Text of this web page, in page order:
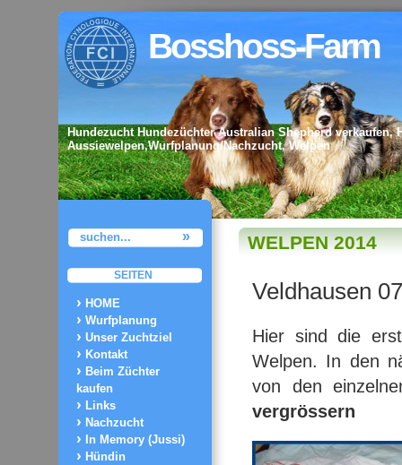
Bosshoss-Farm
Hundezucht Hundezüchter Australian Shepherd verkaufen,
Aussiewelpen,Wurfplanung/Nachzucht, Welpen
SEITEN
HOME
Wurfplanung
Unser Zuchtziel
Kontakt
Beim Züchter
kaufen
Links
Nachzucht
In Memory (Jussi)
Hündin
WELPEN 2014
Veldhausen
Hier sind die
Welpen. In den
von den
vergrössern